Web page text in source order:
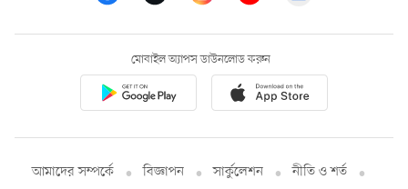
মোবাইল অ্যাপস ডাউনলোড করুন
আমাদের সম্পর্কে বিজ্ঞাপন সার্কুলেশন
নীতি ও শর্ত